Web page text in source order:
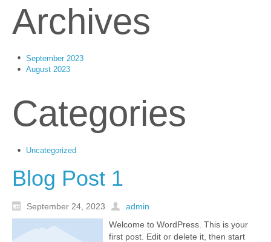
Archives
September 2023
August 2023
Categories
Uncategorized
Blog Post 1
September 24, 2023
admin
Welcome to WordPress. This is your
first post. Edit or delete it, then start